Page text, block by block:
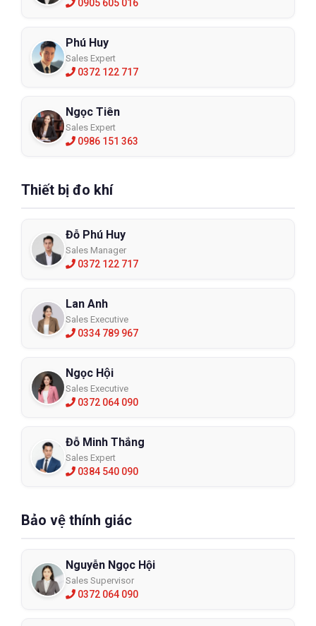
0905 605 016
Phú Huy
Sales Expert
0372 122 717
Ngọc Tiên
Sales Expert
0986 151 363
Thiết bị đo khí
Đỗ Phú Huy
Sales Manager
0372 122 717
Lan Anh
Sales Executive
0334 789 967
Ngọc Hội
Sales Executive
0372 064 090
Đỗ Minh Thắng
Sales Expert
0384 540 090
Bảo vệ thính giác
Nguyễn Ngọc Hội
Sales Supervisor
0372 064 090